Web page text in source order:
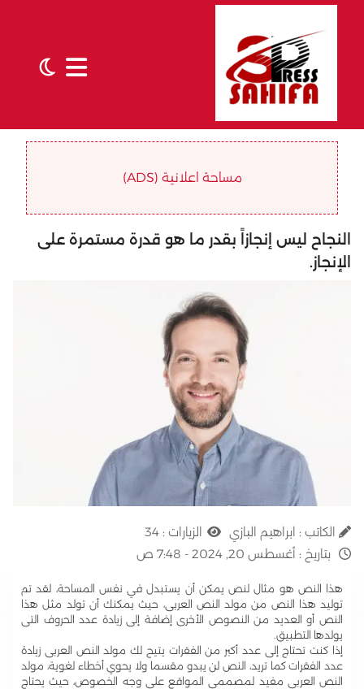
مساحة اعلانية (ADS)
النجاح ليس إنجازاً بقدر ما هو قدرة مستمرة على
الإنجاز.
الكاتب : ابراهيم البازي
بتاريخ : أغسطس 20, 2024 - 7:48 ص
الزيارات : 34
هذا النص هو مثال لنص يمكن أن يستبدل في نفس المساحة، لقد تم
توليد هذا النص من مولد النص العربى، حيث يمكنك أن تولد مثل هذا
النص أو العديد من النصوص الأخرى إضافة إلى زيادة عدد الحروف التى
يولدها التطبيق.
إذا كنت تحتاج إلى عدد أكبر من الفقرات يتيح لك مولد النص العربى زيادة
عدد الفقرات كما تريد، النص لن يبدو مقسما ولا يحوي أخطاء لغوية، مولد
النص العربى مفيد لمصممي المواقع على وجه الخصوص، حيث يحتاج